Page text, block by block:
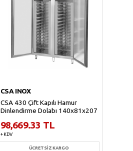
CSA INOX
CSA 430 Çift Kapılı Hamur
Dinlendirme Dolabı 140x81x207
98,669.33 TL
+ KDV
ÜCRETSİZ KARGO